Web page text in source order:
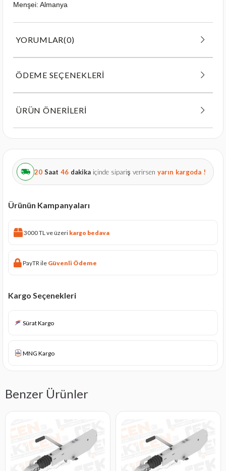
Menşei: Almanya
YORUMLAR(0)
ÖDEME SEÇENEKLERI
ÜRÜN ÖNERILERI
20 Saat 46 dakika içinde sipariş verirsen yarın kargoda !
Ürünün Kampanyaları
3000 TL ve üzeri kargo bedava
PayTR ile Güvenli Ödeme
Kargo Seçenekleri
Sürat Kargo
MNG Kargo
Benzer Ürünler